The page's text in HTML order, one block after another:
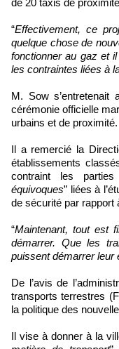
“Effectivement, ce
quelque chose de
fonctionner au gaz et
les contraintes liées à
M. Sow
cérémonie officielle
urbains et de proximité.
Il a remercié la
établissements
contraint les
équivoques” liées à
de sécurité par rapport
“Maintenant, tout est
démarrer. Que les
puissent démarrer leur
De l’avis de
transports terrestres
la politique des
Il vise à donner à la